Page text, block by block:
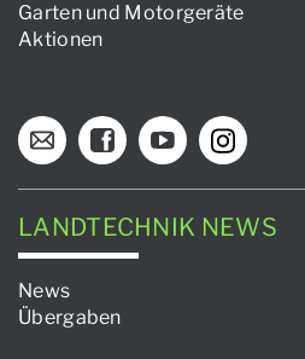
Garten und Motorgeräte
Aktionen
LANDTECHNIK NEWS
News
Übergaben